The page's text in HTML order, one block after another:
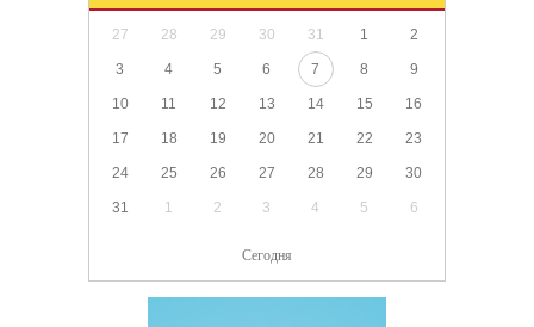
27 28 29 30 31 1 2
3 4 5 6 7 8 9
10 11 12 13 14 15 16
17 18 19 20 21 22 23
24 25 26 27 28 29 30
31 1 2 3 4 5 6
Сегодня